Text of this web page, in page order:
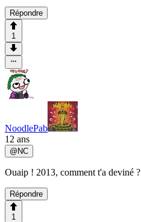
Répondre
1
NoodlePab
12 ans
@ NC
Ouaip ! 2013, comment t'a deviné ?
Répondre
1